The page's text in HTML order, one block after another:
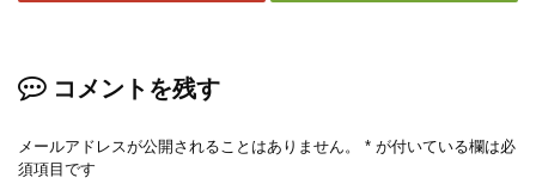
コメントを残す
メールアドレスが公開されることはありません。 * が付いている欄は必
須項目です